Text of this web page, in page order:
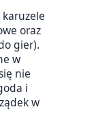
oraz
gier).
w
nie
i
w